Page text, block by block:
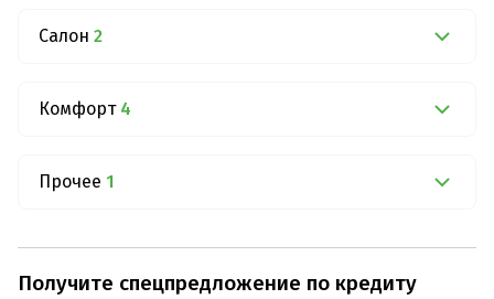
Салон 2
Комфорт 4
Прочее 1
Получите спецпредложение по кредиту